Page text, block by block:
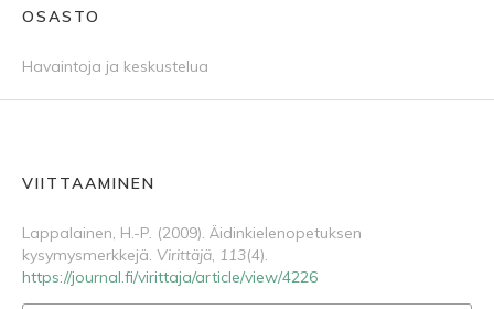
OSASTO
Havaintoja ja keskustelua
VIITTAAMINEN
Lappalainen, H.-P. (2009). Äidinkielenopetuksen
kysymysmerkkejä. Virittäjä, 113(4).
https://journal.fi/virittaja/article/view/4226